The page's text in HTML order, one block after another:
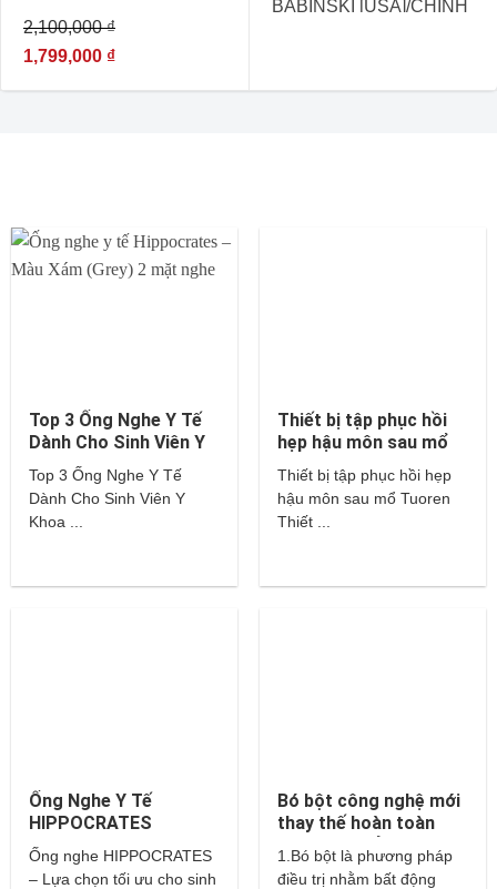
2,100,000₫
1,799,000 ₫
BABINSKI [USA]/CHÍNH
Top 3 Ống Nghe Y Tế
Dành Cho Sinh Viên Y
Khoa – Littmann,
Hippocrates,…
Top 3 Ống Nghe Y Tế
Dành Cho Sinh Viên Y
Khoa ...
Thiết bị tập phục hồi
hẹp hậu môn sau mổ
Tuoren
Thiết bị tập phục hồi hẹp
hậu môn sau mổ Tuoren
Thiết ...
Ống Nghe Y Tế
HIPPOCRATES
Ống nghe HIPPOCRATES
– Lựa chọn tối ưu cho sinh
Bó bột công nghệ mới
thay thế hoàn toàn
cho bột thuỷ tinh và
thạch cao?
1.Bó bột là phương pháp
điều trị nhằm bất động